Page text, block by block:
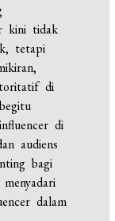
kini tidak
tetapi
di
di
audiens
bagi
dalam